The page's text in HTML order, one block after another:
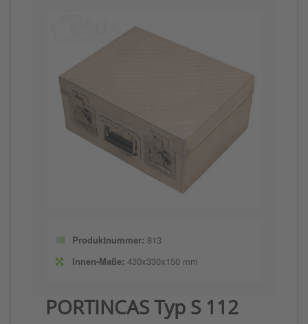
Produktnummer: 813
Innen-Maße: 430x330x150 mm
PORTINCAS Typ S 112